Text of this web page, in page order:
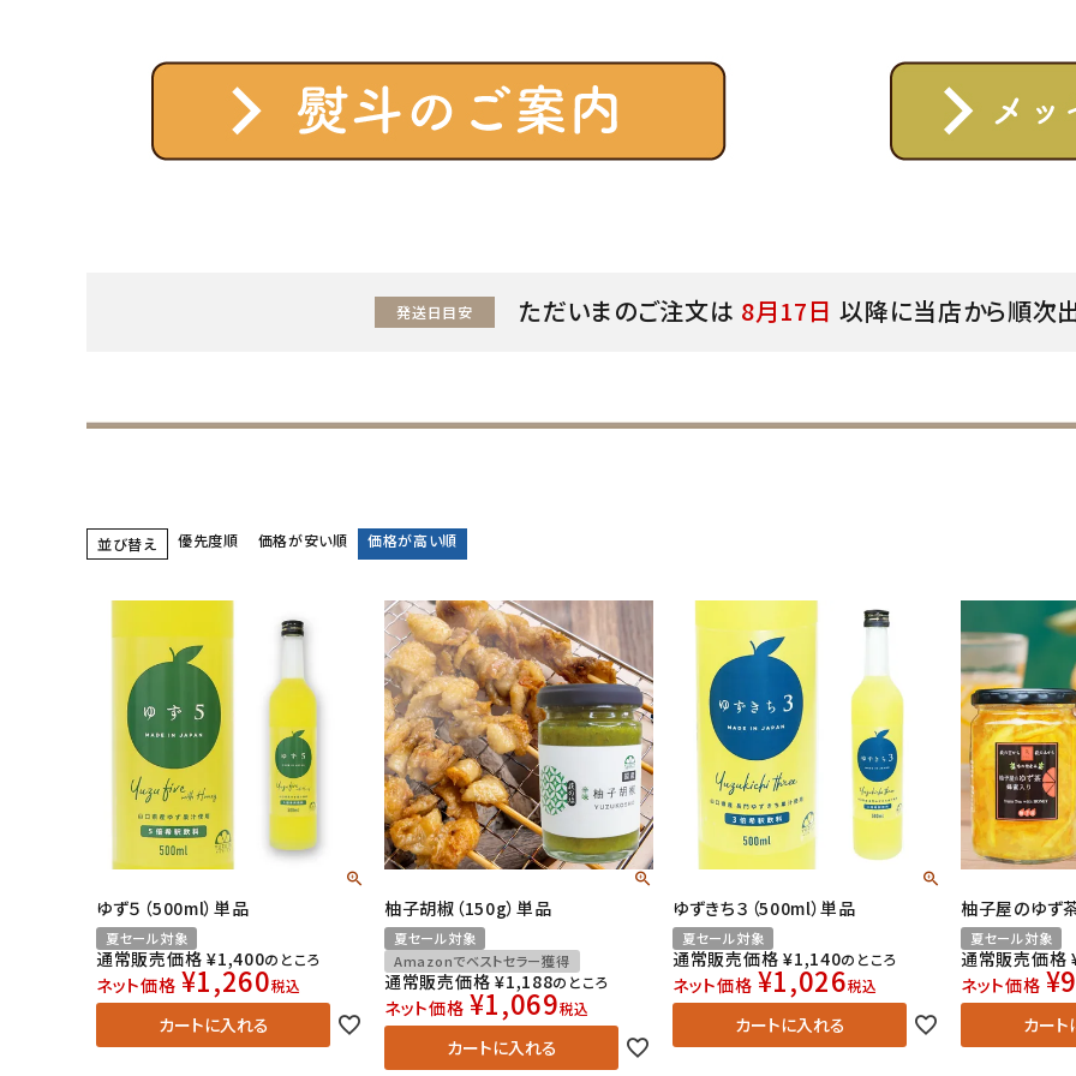
発送日目安 ただいまのご注文は 8月17日 以降に当店から順次
並び替え 優先度順 価格が安い順 価格が高い順
ゆず５（500ml）単品
夏セール対象
通常販売価格 ¥1,400のところ
ネット価格 ¥1,260税込
カートに入れる
柚子胡椒（150g）単品
夏セール対象
Amazonでベストセラー獲得
通常販売価格 ¥1,188のところ
ネット価格 ¥1,069税込
カートに入れる
ゆずきち３（500ml）単品
夏セール対象
通常販売価格 ¥1,140のところ
ネット価格 ¥1,026税込
カートに入れる
柚子屋のゆず
夏セール対象
通常販売価格
ネット価格 ¥
カート